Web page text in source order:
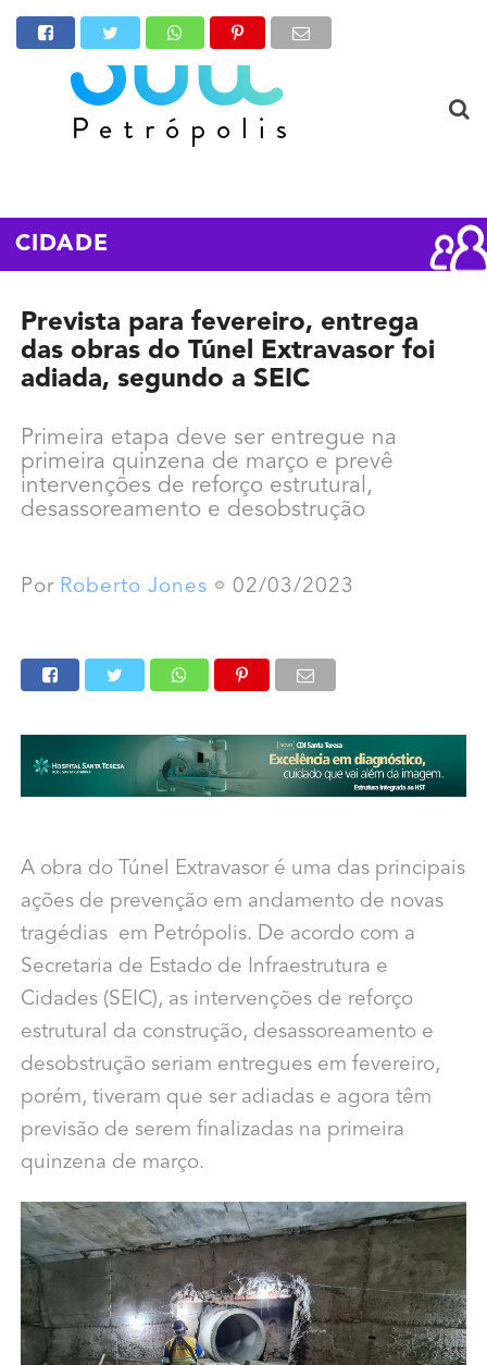
CIDADE
Prevista para fevereiro, entrega
das obras do Túnel Extravasor foi
adiada, segundo a SEIC
Primeira etapa deve ser entregue na
primeira quinzena de março e prevê
intervenções de reforço estrutural,
desassoreamento e desobstrução
Por Roberto Jones 02/03/2023
A obra do Túnel Extravasor é uma das principais
ações de prevenção em andamento de novas
tragédias em Petrópolis. De acordo com a
Secretaria de Estado de Infraestrutura e
Cidades (SEIC), as intervenções de reforço
estrutural da construção, desassoreamento e
desobstrução seriam entregues em fevereiro,
porém, tiveram que ser adiadas e agora têm
previsão de serem finalizadas na primeira
quinzena de março.